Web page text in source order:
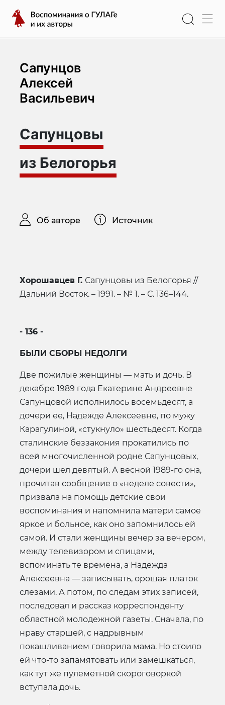
содержимому
Воспоминания
о
ГУЛАГе
их
авторы
Сапунцов
Алексей
Васильевич
Сапунцовы
из Белогорья
Об авторе Источник
Хорошавцев Г. Сапунцовы из Белогорья //
Дальний Восток. – 1991. – № 1. – С. 136–144.
- 136 -
БЫЛИ СБОРЫ НЕДОЛГИ
Две пожилые женщины — мать и дочь. В
декабре 1989 года Екатерине Андреевне
Сапунцовой исполнилось восемьдесят, а
дочери ее, Надежде Алексеевне, по мужу
Карагулиной, «стукнуло» шестьдесят. Когда
сталинские беззакония прокатились по
всей многочисленной родне Сапунцовых,
дочери шел девятый. А весной 1989-го она,
прочитав сообщение о «неделе совести»,
призвала на помощь детские свои
воспоминания и напомнила матери самое
яркое и больное, как оно запомнилось ей
самой. И стали женщины вечер за вечером,
между телевизором и спицами,
вспоминать те времена, а Надежда
Алексеевна — записывать, орошая платок
слезами. А потом, по следам этих записей,
последовал и рассказ корреспонденту
областной молодежной газеты. Сначала, по
нраву старшей, с надрывным
покашливанием говорила мама. Но стоило
ей что-то запамятовать или замешкаться,
как тут же пулеметной скороговоркой
вступала дочь.